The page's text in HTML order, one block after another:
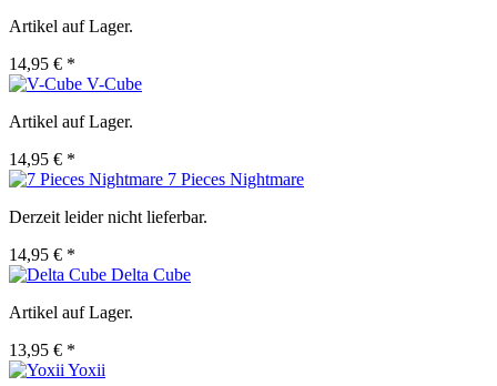
Artikel auf Lager.
14,95 € *
V-Cube
Artikel auf Lager.
14,95 € *
7 Pieces Nightmare
Derzeit leider nicht lieferbar.
14,95 € *
Delta Cube
Artikel auf Lager.
13,95 € *
Yoxii